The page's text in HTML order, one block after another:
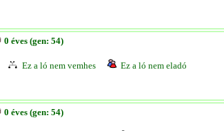
0 éves (gen: 54)
Ez a ló nem vemhes Ez a ló nem eladó
0 éves (gen: 54)